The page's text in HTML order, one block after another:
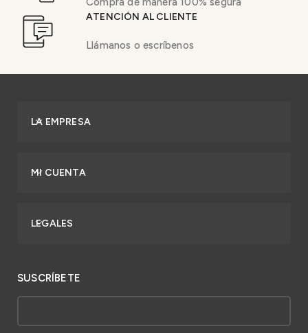
ATENCIÓN AL CLIENTE
Llámanos o escríbenos
LA EMPRESA
MI CUENTA
LEGALES
SUSCRÍBETE